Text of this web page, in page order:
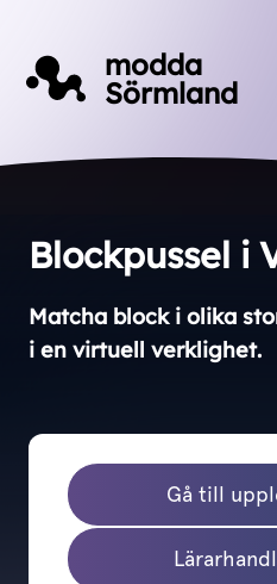
modda
Sörmland
Blockpussel i
Matcha block i olika
i en virtuell verklighet.
Gå till